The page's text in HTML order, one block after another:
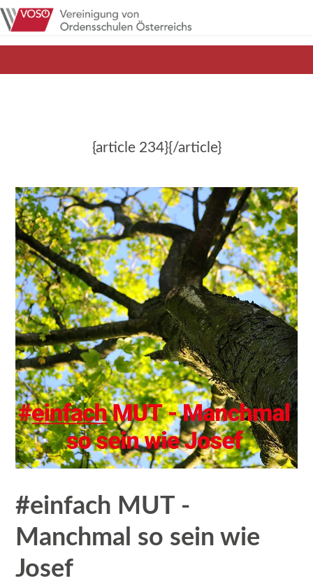
{article 234}{/article}
#einfach MUT -
Manchmal so sein wie
Josef